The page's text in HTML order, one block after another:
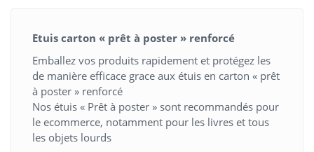
Etuis carton « prêt à poster » renforcé
Emballez vos produits rapidement et protégez les
de manière efficace grace aux étuis en carton « prêt
à poster » renforcé
Nos étuis « Prêt à poster » sont recommandés pour
le ecommerce, notamment pour les livres et tous
les objets lourds